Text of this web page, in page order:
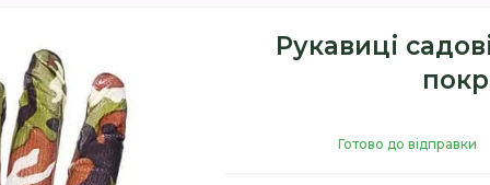
Рукавиці
Готово до відправки